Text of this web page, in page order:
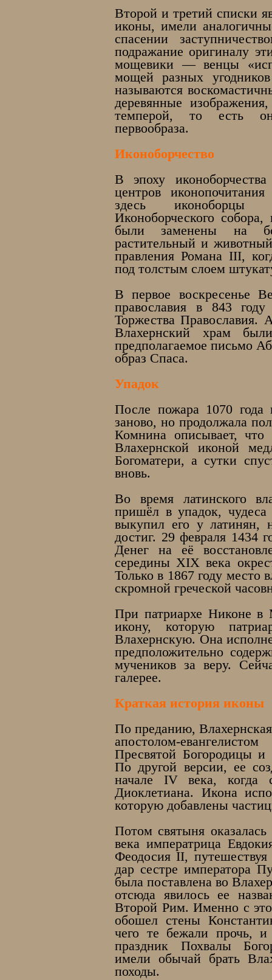
Второй и третий списки
иконы, имели
спасении
подражание оригиналу
мощевики — венцы
мощей разных
называются
деревянные
темперой, то есть
первообраза.
Иконоборчество
В эпоху
центров
здесь иконоборцы
Иконоборческого
были заменены на
растительный и
правления Романа III,
под толстым слоем
В первое воскресенье
православия в 843
Торжества Православия.
Влахернский храм
предполагаемое письмо
образ Спаса.
Упадок
После пожара 1070 года
заново, но продолжала
Комнина описывает, что
Влахернской иконой
Богоматери, а сутки
вновь.
Во время латинского
пришёл в упадок,
выкупил его у латинян,
достиг. 29 февраля 1434
Денег на её
середины XIX века
Только в 1867 году место
скромной греческой
При патриархе Никоне в
икону, которую
Влахернскую. Она
предположительно
мучеников за веру.
галерее.
Краткая история иконы
По преданию,
апостолом-
Пресвятой Богородицы
По другой версии, ее
начале IV века, когда
Диоклетиана. Икона
которую добавлены
Потом святыня
века императрица
Феодосия II,
дар сестре императора
была поставлена во
отсюда явилось ее
Второй Рим. Именно с
обошел стены
чего те бежали прочь, и
праздник Похвалы
имели обычай брать
походы.